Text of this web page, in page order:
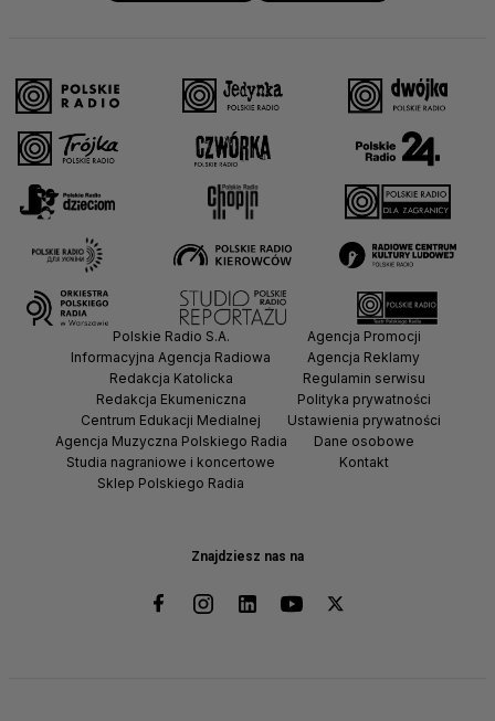
Znajdziesz nas na
Polskie Radio S.A.
Informacyjna Agencja Radiowa
Redakcja Katolicka
Redakcja Ekumeniczna
Centrum Edukacji Medialnej
Agencja Muzyczna Polskiego Radia
Studia nagraniowe i koncertowe
Sklep Polskiego Radia
Agencja Promocji
Agencja Reklamy
Regulamin serwisu
Polityka prywatności
Ustawienia prywatności
Dane osobowe
Kontakt